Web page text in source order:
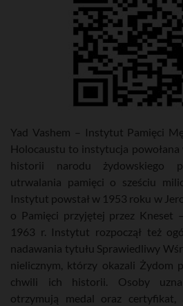
Yad Vashem – Instytut Pamięci
Holocaustu to instytucja
historii narodu żydowskiego
utrwalania pamięci o sześciu
Instytut powstał w 1953 roku w
o Pamięci przyjętej przez Kneset
1963 r. Instytut rozpoczął też
nadawania tytułu Sprawiedliwy
nielicznym, którzy okazali Żydom
chwili ich historii. Osoby
otrzymują medal oraz certyfikat,